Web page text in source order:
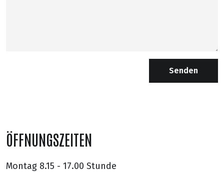
Senden
ÖFFNUNGSZEITEN
Montag 8.15 - 17.00 Stunde